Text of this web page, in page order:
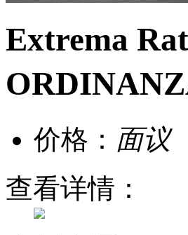
Extrema
价格： 面议
查看详情：